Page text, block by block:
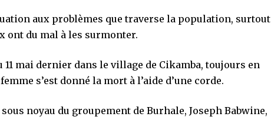
aux problèmes que traverse la population, surtout
ont du mal à les surmonter.
mai dernier dans le village de Cikamba, toujours en
s’est donné la mort à l’aide d’une corde.
noyau du groupement de Burhale, Joseph Babwine,